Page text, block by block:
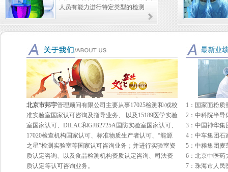
人员有能力进行特定类型的检测
北京市邦宇管理顾问有限公司主要从事17025检测和/或校
准实验室国家认可咨询及指导业务、 以及15189医学实验
室国家认可、DILAC和GJB2725A国防实验室国家认可、
17020检查机构国家认可、标准物质生产者认可、“能源
之星”检测实验室等国家认可咨询业务；并进行实验室资
质认定咨询、以及食品检测机构资质认定咨询、司法资
质认定等认可咨询业务。
1：国家面粉质
2：中科院半导
3：中国神华集
4：中车集团石
5：中粮集团麦
6：北京中医药
7：珠海市人民